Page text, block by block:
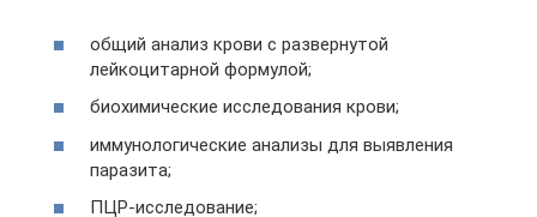
общий анализ крови с развернутой
лейкоцитарной формулой;
биохимические исследования крови;
иммунологические анализы для выявления
паразита;
ПЦР-исследование;